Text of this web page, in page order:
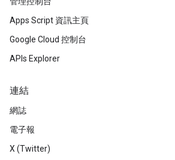
Apps Script 資訊主頁
Google Cloud 控制台
APIs Explorer
連結
網誌
電子報
X (Twitter)